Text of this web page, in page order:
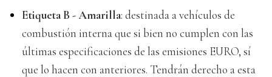
Etiqueta B - Amarilla: destinada a vehículos de
combustión interna que si bien no cumplen con las
últimas especificaciones de las emisiones EURO, sí
que lo hacen con anteriores. Tendrán derecho a esta